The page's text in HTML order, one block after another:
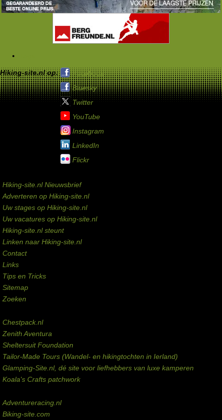
Hiking-site.nl op:
Facebook
Bluesky
Twitter
YouTube
Instagram
LinkedIn
Flickr
Hiking-site.nl Nieuwsbrief
Adverteren op Hiking-site.nl
Uw stages op Hiking-site.nl
Uw vacatures op Hiking-site.nl
Hiking-site.nl steunt
Linken naar Hiking-site.nl
Contact
Links
Tips en Tricks
Sitemap
Zoeken
Chestpack.nl
Zenith Aventura
Sheltersuit Foundation
Tailor-Made Tours (Wandel- en hikingtochten in Ierland)
Glamping-Site.nl, dé site voor liefhebbers van luxe kamperen
Koala's Crafts patchwork
Adventureracing.nl
Biking-site.com